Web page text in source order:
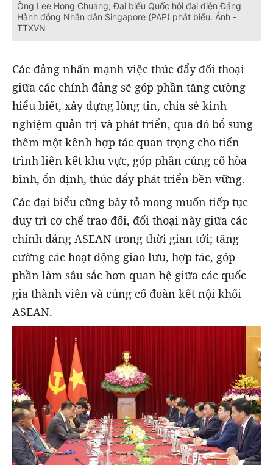
Ông Lee Hong Chuang, Đại biểu Quốc hội đại diện Đảng
Hành động Nhân dân Singapore (PAP) phát biểu. Ảnh -
TTXVN
Các đảng nhấn mạnh việc thúc đẩy đối thoại
giữa các chính đảng sẽ góp phần tăng cường
hiểu biết, xây dựng lòng tin, chia sẻ kinh
nghiệm quản trị và phát triển, qua đó bổ sung
thêm một kênh hợp tác quan trọng cho tiến
trình liên kết khu vực, góp phần củng cố hòa
bình, ổn định, thúc đẩy phát triển bền vững.
Các đại biểu cũng bày tỏ mong muốn tiếp tục
duy trì cơ chế trao đổi, đối thoại này giữa các
chính đảng ASEAN trong thời gian tới; tăng
cường các hoạt động giao lưu, hợp tác, góp
phần làm sâu sắc hơn quan hệ giữa các quốc
gia thành viên và củng cố đoàn kết nội khối
ASEAN.